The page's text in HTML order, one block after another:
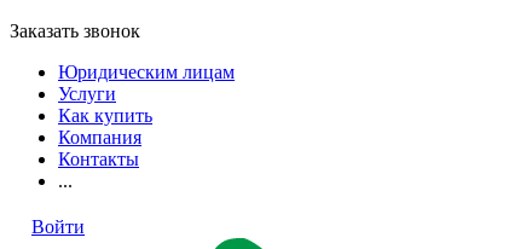
Заказать звонок
Юридическим лицам
Услуги
Как купить
Компания
Контакты
...
Войти